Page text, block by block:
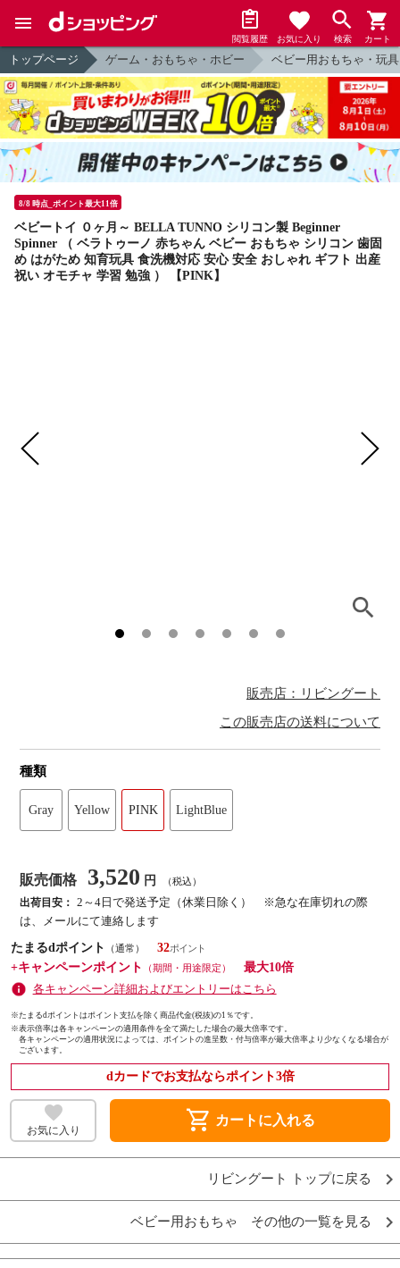
閲覧履歴 お気に入り 検索 カート
トップページ ゲーム・おもちゃ・ホビー ベビー用おもちゃ・玩
8/8 時点_ポイント最大11倍
ベビートイ ０ヶ月～ BELLA TUNNO シリコン製 Beginner
Spinner （ ベラトゥーノ 赤ちゃん ベビー おもちゃ シリコン 歯固
め はがため 知育玩具 食洗機対応 安心 安全 おしゃれ ギフト 出産
祝い オモチャ 学習 勉強 ） 【PINK】
販売店：リビングート
この販売店の送料について
種類
Gray Yellow PINK LightBlue
販売価格 3,520 円 （税込）
出荷目安： 2～4日で発送予定（休業日除く） ※急な在庫切れの際
は、メールにて連絡します
たまるdポイント
（通常）
32
+キャンペーンポイント
（期間・用途限定）
最大10倍
各キャンペーン詳細およびエントリーはこちら
※たまるdポイントはポイント支払を除く商品代金(税抜)の1％です。
※表示倍率は各キャンペーンの適用条件を全て満たした場合の最大倍率です。
各キャンペーンの適用状況によっては、ポイントの進呈数・付与倍率が最大倍率より少なくなる場合が
ございます。
dカードでお支払ならポイント3倍
お気に入り shopping_cart カートに入れる
リビングート トップに戻る
ベビー用おもちゃ その他の一覧を見る